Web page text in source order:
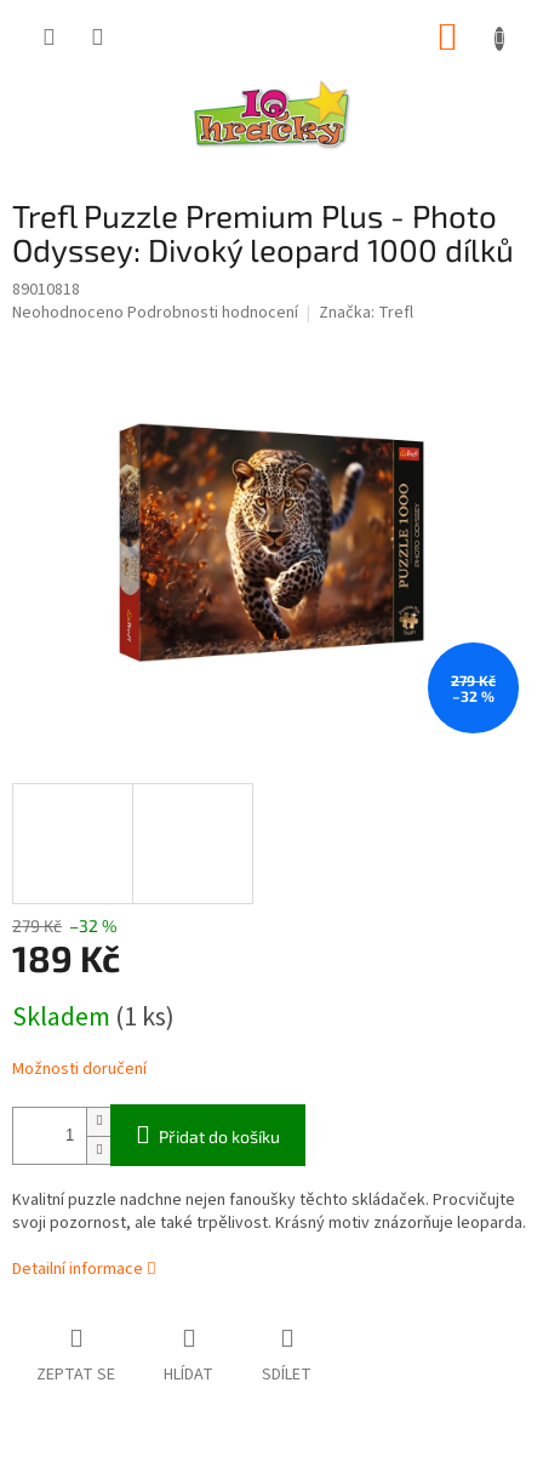
Trefl Puzzle Premium Plus - Photo
Odyssey: Divoký leopard 1000 dílků
89010818
Průměrné
Neohodnoceno Podrobnosti hodnocení Značka: Trefl
279 Kč
–32 %
279 Kč –32 %
189 Kč
cena:
Skladem (1 ks)
Možnosti doručení
Přidat do košíku
Kvalitní puzzle nadchne nejen fanoušky těchto skládaček. Procvičujte
svoji pozornost, ale také trpělivost. Krásný motiv znázorňuje leoparda.
Detailní informace
ZEPTAT SE HLÍDAT SDÍLET